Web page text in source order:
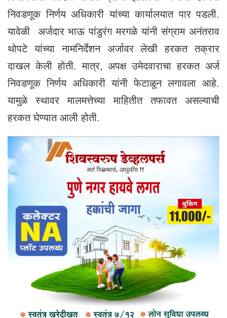
निवडणूक निर्णय अधिकारी यांच्या कार्यालयात पार पडली.
यावेळी अर्जदार भाऊ पांडुरंग मरगळे यांनी संग्राम अनंतराव
थोपटे यांच्या नामनिर्देशन अर्जावर लेखी हरकत तक्रार
दाखल केली होती. मात्र, अपक्ष उमेदवाराचा हरकत अर्ज
निवडणूक निर्णय अधिकारी यांनी फेटाळून लगावला आहे.
यामुळे स्थावर मालमत्तेच्या माहितीत तफावत असल्याची
हरकत घेण्यात आली होती.